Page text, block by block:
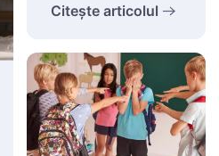
Citește articolul